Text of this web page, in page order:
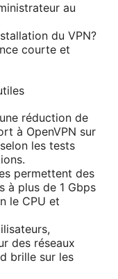
au
du VPN?
courte et
réduction de
à OpenVPN sur
les tests
permettent des
à plus de 1 Gbps
le CPU et
des réseaux
brille sur les